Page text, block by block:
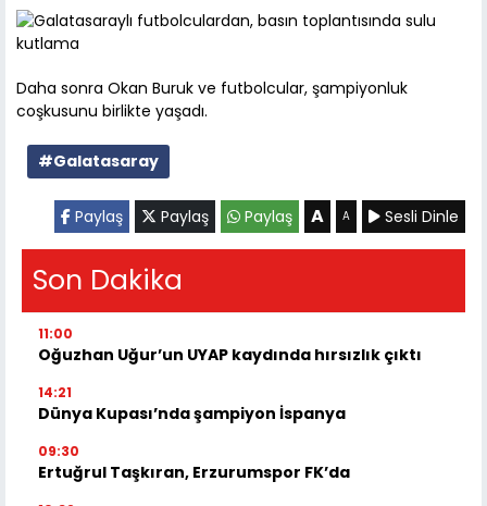
Daha sonra Okan Buruk ve futbolcular, şampiyonluk
coşkusunu birlikte yaşadı.
#Galatasaray
Paylaş Paylaş Paylaş A A Sesli Dinle
Son Dakika
11:00
Oğuzhan Uğur’un UYAP kaydında hırsızlık çıktı
14:21
Dünya Kupası’nda şampiyon İspanya
09:30
Ertuğrul Taşkıran, Erzurumspor FK’da